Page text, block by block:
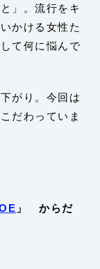
」。流行をキ
かける女性た
て何に悩んで
がり。今回は
だわっていま
」 からだ